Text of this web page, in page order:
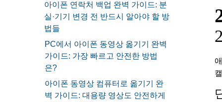
아이폰 연락처 백업 완벽 가이드: 분
실·기기 변경 전 반드시 알아야 할 방
법들
PC에서 아이폰 동영상 옮기기 완벽
가이드: 가장 빠르고 안전한 방법
은?
아이폰 동영상 컴퓨터로 옮기기 완
벽 가이드: 대용량 영상도 안전하게